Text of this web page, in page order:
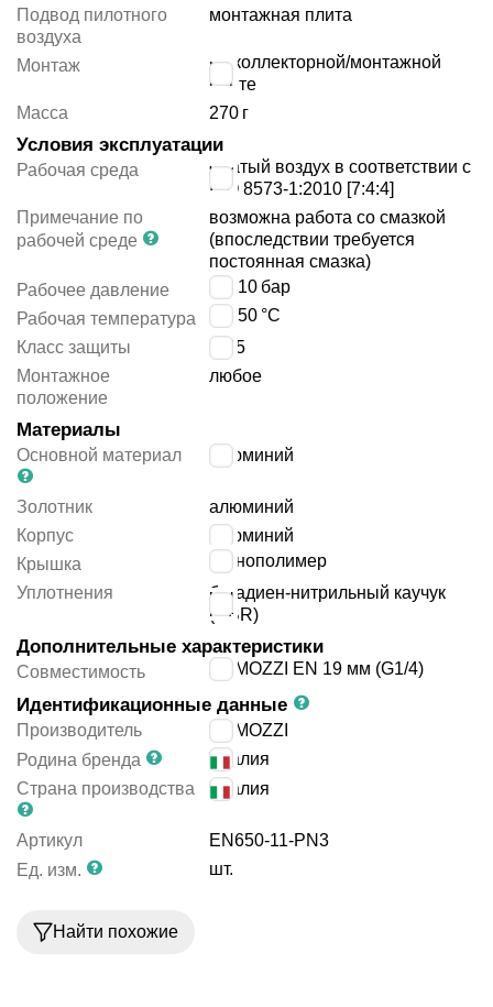
Подвод пилотного
воздуха
монтажная плита
Монтаж
на коллекторной/монтажной
плите
Масса
270 г
Условия эксплуатации
Рабочая среда
сжатый воздух в соответствии с
ISO 8573-1:2010 [7:4:4]
Примечание по
рабочей среде
возможна работа со смазкой
(впоследствии требуется
постоянная смазка)
Рабочее давление
3 ÷ 10 бар
Рабочая температура
0 ÷ 50 °C
Класс защиты
IP65
Монтажное
положение
любое
Материалы
Основной материал алюминий
Золотник
алюминий
Корпус
алюминий
Крышка
технополимер
Уплотнения
бутадиен-нитрильный каучук
(NBR)
Дополнительные характеристики
Совместимость CAMOZZI EN 19 мм (G1/4)
Идентификационные данные
Производитель
CAMOZZI
Родина бренда
Италия
Страна производства
Италия
Артикул
EN650-11-PN3
Ед. изм.
шт.
Найти похожие